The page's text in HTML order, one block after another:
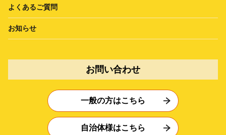
よくあるご質問
お知らせ
お問い合わせ
一般の方はこちら
自治体様はこちら